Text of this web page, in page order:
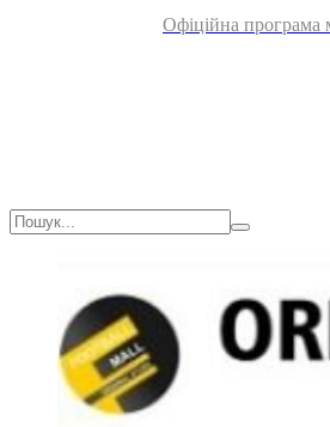
Офіційна програма